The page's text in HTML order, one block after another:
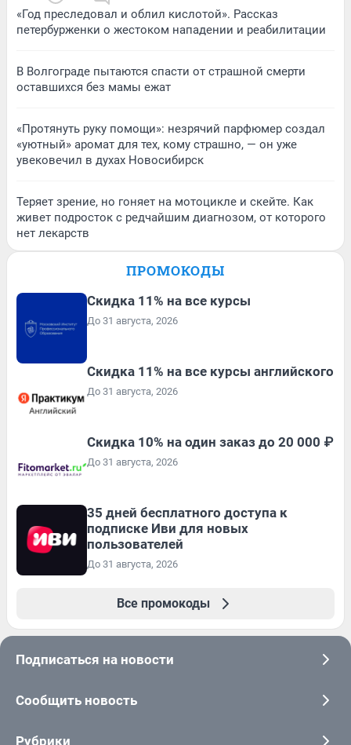
«Год преследовал и облил кислотой». Рассказ
петербурженки о жестоком нападении и реабилитации
В Волгограде пытаются спасти от страшной смерти
оставшихся без мамы ежат
«Протянуть руку помощи»: незрячий парфюмер создал
«уютный» аромат для тех, кому страшно, — он уже
увековечил в духах Новосибирск
Теряет зрение, но гоняет на мотоцикле и скейте. Как
живет подросток с редчайшим диагнозом, от которого
нет лекарств
ПРОМОКОДЫ
Скидка 11% на все курсы
До 31 августа, 2026
Скидка 11% на все курсы английского
До 31 августа, 2026
Скидка 10% на один заказ до 20 000 ₽
До 31 августа, 2026
35 дней бесплатного доступа к
подписке Иви для новых
пользователей
До 31 августа, 2026
Все промокоды
Подписаться на новости
Сообщить новость
Рубрики